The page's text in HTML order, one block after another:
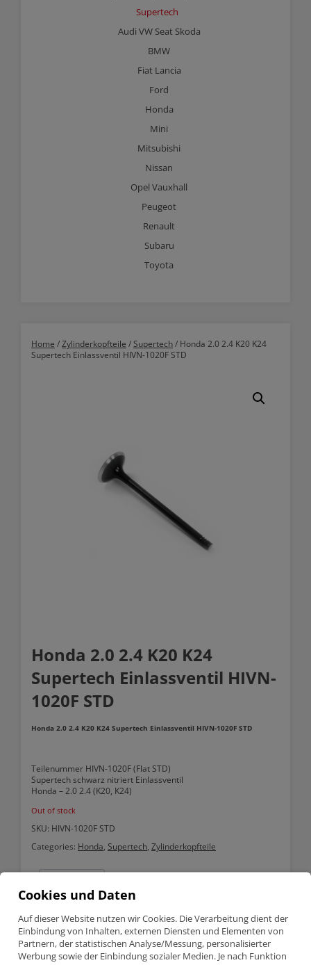
Supertech
Audi VW Seat Skoda
BMW
Fiat Lancia
Ford
Honda
Mini
Mitsubishi
Nissan
Opel Vauxhall
Peugeot
Renault
Subaru
Toyota
Home /Zylinderkopfteile /Supertech/ Honda 2.0 2.4 K20 K24
Supertech Einlassventil HIVN-1020F STD
Honda 2.0 2.4 K20 K24
Supertech Einlassventil HIVN-
1020F STD
Honda 2.0 2.4 K20 K24 Supertech Einlassventil HIVN-1020F STD
Teilenummer HIVN-1020F (Flat STD)
Supertech schwarz nitriert Einlassventil
Honda – 2.0 2.4 (K20, K24)
Out of stock
SKU: HIVN-1020F STD
Categories: Honda, Supertech, Zylinderkopfteile
Description
Honda 2.0 2.4 K20 K24 Supertech Einlassventil HIVN-1020F STD
Cookies und Daten
Auf dieser Website nutzen wir Cookies. Die Verarbeitung dient der
Einbindung von Inhalten, externen Diensten und Elementen von
Partnern, der statistischen Analyse/Messung, personalisierter
Werbung sowie der Einbindung sozialer Medien. Je nach Funktion